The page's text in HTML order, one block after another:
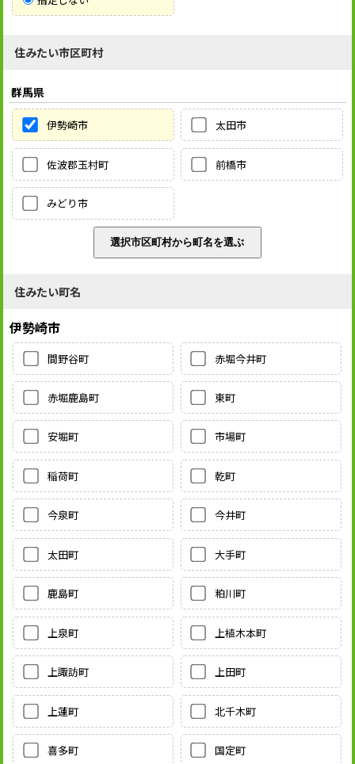
住みたい市区町村
群馬県
伊勢崎市 太田市
佐波郡玉村町 前橋市
みどり市
住みたい町名
伊勢崎市
間野谷町 赤堀今井町
赤堀鹿島町 東町
安堀町 市場町
稲荷町 乾町
今泉町 今井町
太田町 大手町
鹿島町 粕川町
上泉町 上植木本町
上諏訪町 上田町
上蓮町 北千木町
喜多町 国定町